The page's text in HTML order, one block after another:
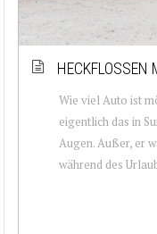
HECKFLOSSEN
Wie viel Auto ist
eigentlich das in
Augen. Außer, er
während des